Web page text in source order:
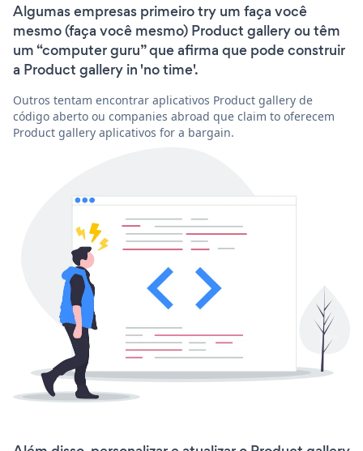
Algumas empresas primeiro try um faça você
mesmo (faça você mesmo) Product gallery ou têm
um “computer guru” que afirma que pode construir
a Product gallery in 'no time'.
Outros tentam encontrar aplicativos Product gallery de
código aberto ou companies abroad que claim to oferecem
Product gallery aplicativos for a bargain.